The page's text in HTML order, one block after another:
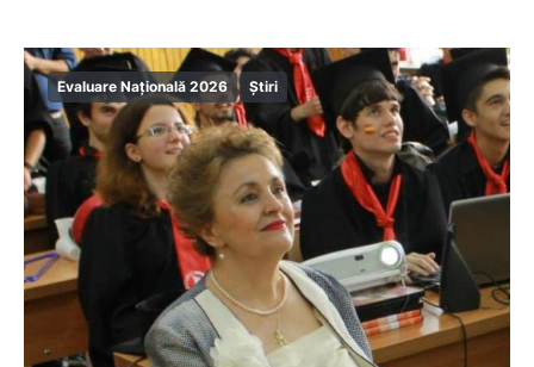
Evaluare Națională 2026 Știri